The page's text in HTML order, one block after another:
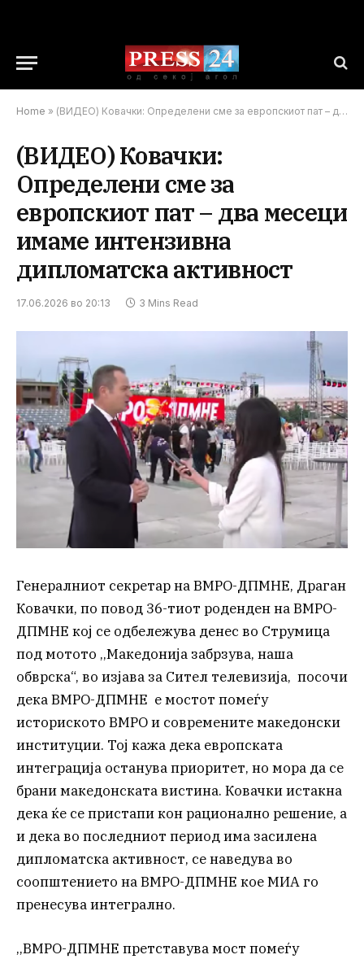
Home » (ВИДЕО) Ковачки: Определени сме за европскиот пат – два месеци имаме интензивна дипломатска активност
(ВИДЕО) Ковачки:
Определени сме за
европскиот пат – два месеци
имаме интензивна
дипломатска активност
17.06.2026 во 20:13 3 Mins Read
Генералниот секретар на ВМРО-ДПМНЕ, Драган
Ковачки, по повод 36-тиот роденден на ВМРО-
ДПМНЕ кој се одбележува денес во Струмица
под мотото ,,Македонија забрзува, наша
обврска“, во изјава за Сител телевизија, посочи
дека ВМРО-ДПМНЕ е мостот помеѓу
историското ВМРО и современите македонски
институции. Тој кажа дека европската
интеграција останува приоритет, но мора да се
брани македонската вистина. Ковачки истакна
дека ќе се пристапи кон рационално решение, а
и дека во последниот период има засилена
дипломатска активност, се наведува во
соопштението на ВМРО-ДПМНЕ кое МИА го
пренесува интегрално.
,,ВМРО-ДПМНЕ претставува мост помеѓу